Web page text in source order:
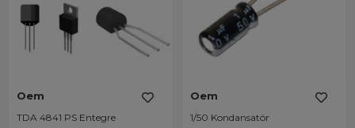
Oem
TDA 4841 PS Entegre
Oem
1/50 Kondansatör